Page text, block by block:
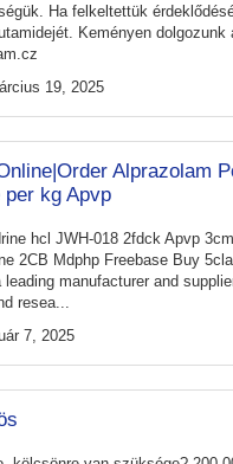
Ha felkeltettük
Keményen dolgozunk
19, 2025
Alprazolam
kg Apvp
hcl JWH-018 2fdck Apvp
2CB Mdphp Freebase Buy
manufacturer and
resea...
7, 2025